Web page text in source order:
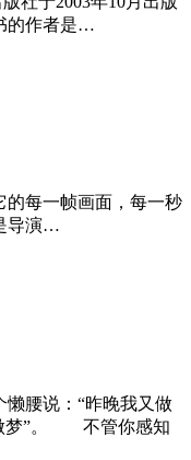
的作者是…
每一帧画面，每一秒
导演…
腰说：“昨晚我又做
做梦”。 不管你感知